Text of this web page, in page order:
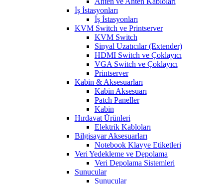
İş İstasyonları
İş İstasyonları
KVM Switch ve Printserver
KVM Switch
Sinyal Uzatıcılar (Extender)
HDMI Switch ve Çoklayıcı
VGA Switch ve Çoklayıcı
Printserver
Kabin & Aksesuarları
Kabin Aksesuarı
Patch Paneller
Kabin
Hırdavat Ürünleri
Elektrik Kabloları
Bilgisayar Aksesuarları
Notebook Klavye Etiketleri
Veri Yedekleme ve Depolama
Veri Depolama Sistemleri
Sunucular
Sunucular